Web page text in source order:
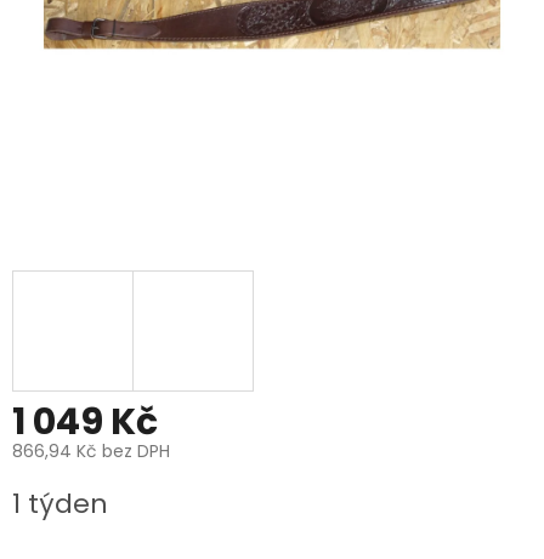
1 049 Kč
866,94 Kč bez DPH
cena:
1 týden